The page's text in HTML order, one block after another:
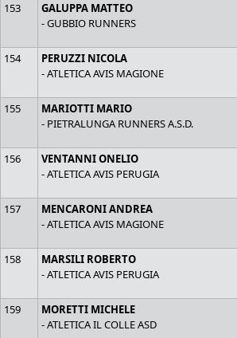
153
GALUPPA MATTEO
- GUBBIO RUNNERS
154
PERUZZI NICOLA
- ATLETICA AVIS MAGIONE
155
MARIOTTI MARIO
- PIETRALUNGA RUNNERS A.S.D.
156
VENTANNI ONELIO
- ATLETICA AVIS PERUGIA
157
MENCARONI ANDREA
- ATLETICA AVIS MAGIONE
158
MARSILI ROBERTO
- ATLETICA AVIS PERUGIA
159
MORETTI MICHELE
- ATLETICA IL COLLE ASD